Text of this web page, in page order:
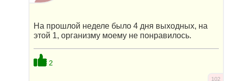
На прошлой неделе было 4 дня выходных, на
этой 1, организму моему не понравилось.
2
102